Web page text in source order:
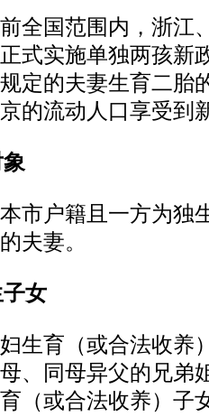
国范围内，浙江
式实施单独两孩新
定的夫妻生育二胎
的流动人口享受到
户籍且一方为独
夫妻。
女
育（或合法收养
、同母异父的兄弟
（或合法收养）子